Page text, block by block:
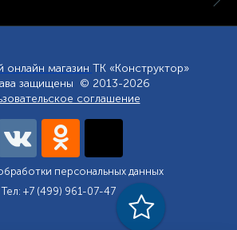
онлайн магазин ТК «Конструктор»
защищены © 2013-2026
соглашение
персональных данных
Тел: +7 (499) 961-07-47